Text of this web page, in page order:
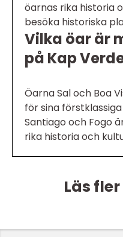
öarnas rika historia
besöka historiska
Vilka öar är
på Kap
Öarna Sal och Boa
för sina
Santiago och Fogo
rika historia och
Läs